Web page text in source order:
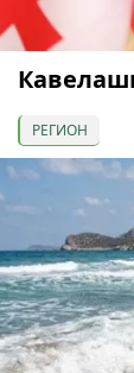
РЕГИОН